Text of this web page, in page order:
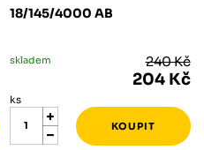
18/145/4000 AB
skladem 240 Kč
204 Kč
ks